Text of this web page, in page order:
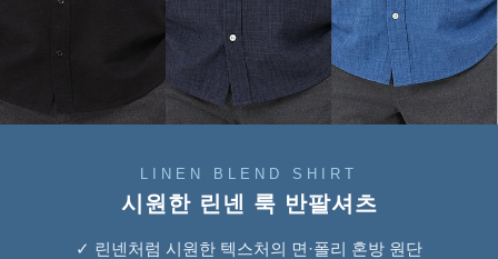
LINEN BLEND SHIRT
시원한 린넨 룩 반팔셔츠
✓ 린넨처럼 시원한 텍스처의 면·폴리 혼방 원단